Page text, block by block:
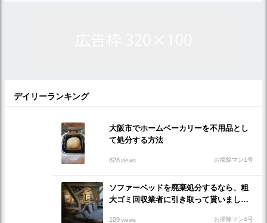
デイリーランキング
大阪市でホームベーカリーを不用品とし
て処分する方法
828views お掃除マン1号
ソファーベッドを廃棄処分するなら、粗
大ゴミ回収業者に引き取って貰いましょ
109views お掃除マン4号